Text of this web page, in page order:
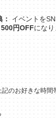
： イベントを
500円OFFになり
記のお好きな時